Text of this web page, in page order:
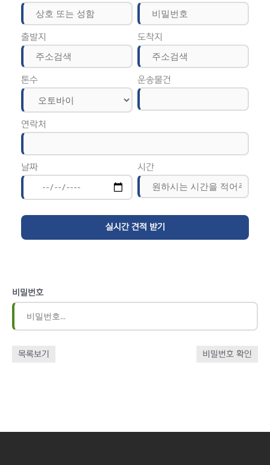
출발지 도착지
톤수 운송물건
연락처
날짜 시간
비밀번호
목록보기 비밀번호 확인